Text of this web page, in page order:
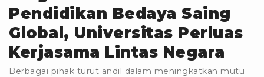
Pendidikan Bedaya Saing
Global, Universitas Perluas
Kerjasama Lintas Negara
Berbagai pihak turut andil dalam meningkatkan mutu